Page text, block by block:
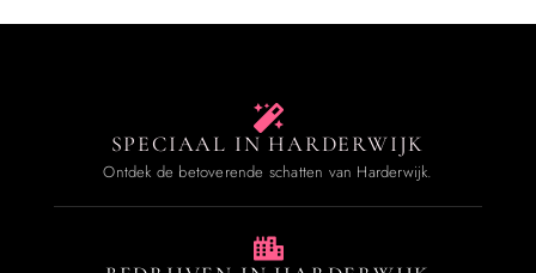
SPECIAAL IN HARDERWIJK
Ontdek de betoverende schatten van Harderwijk.